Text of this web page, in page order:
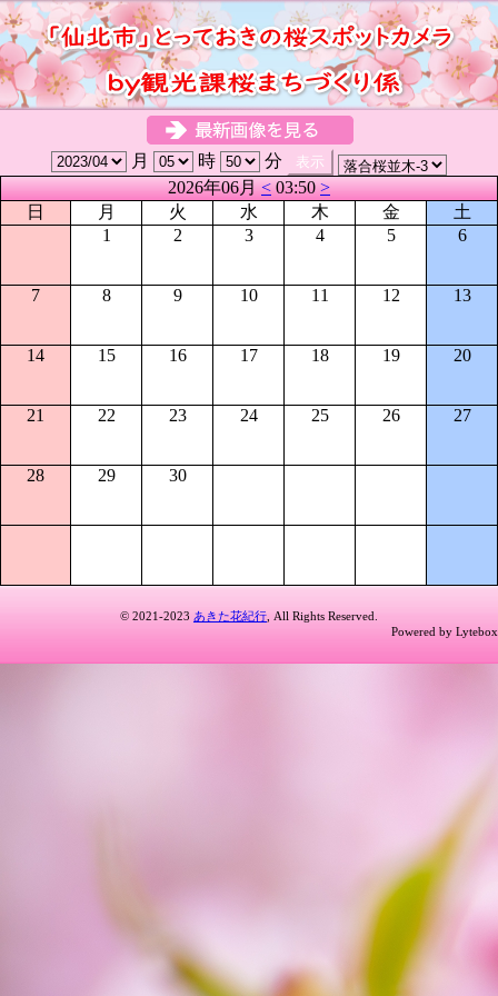
月 時
分
2026年06月<03:50>
日
月 火 水 木 金
土
1
2 3 4 5 6
7 8 9 10 11 12 13
14 15 16 17 18 19 20
21 22 23 24 25 26 27
28 29 30
© 2021-2023 あきた花紀行 , All Rights Reserved.
Powered by Lytebox